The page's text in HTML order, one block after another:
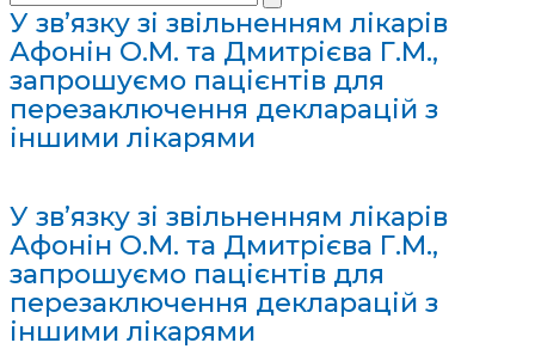
for:
У зв’язку зі звільненням лікарів
Афонін О.М. та Дмитрієва Г.М.,
запрошуємо пацієнтів для
перезаключення декларацій з
іншими лікарями
У зв’язку зі звільненням лікарів
Афонін О.М. та Дмитрієва Г.М.,
запрошуємо пацієнтів для
перезаключення декларацій з
іншими лікарями